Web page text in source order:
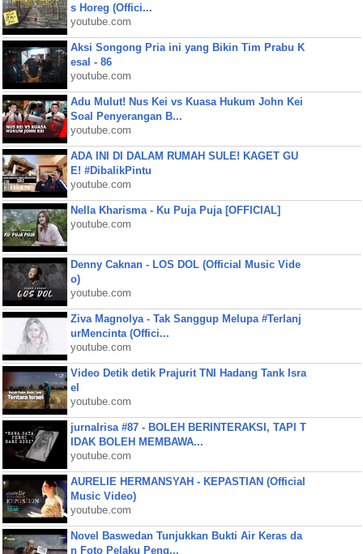
s Horeg (Offici...
youtube.com
Aksi Songong Pria ini yang Bikin Tim Prabu K
esal - 86
youtube.com
Adu Mulut! Nus Kei vs Kuasa Hukum John Kei
Soal Penyerangan B...
youtube.com
ADA INI DI DALAM RUMAH SULE! KAGET GU
E! #DibalikPintu
youtube.com
Nella Kharisma - Ku Puja Puja [OFFICIAL]
youtube.com
Denny Caknan - LOS DOL (Official Music Vide
o)
youtube.com
Ziva Magnolya - Tak Sanggup Melupa #Terlanj
urMencinta (Offici...
youtube.com
Video Detik detik Prajurit TNI Hadang Tank Isra
el
youtube.com
jurnalrisa #87 - BOLEH BERINTERAKSI, TAPI T
IDAK BOLEH MEMBAWA...
youtube.com
AURELIE HERMANSYAH - KEPASTIAN (Official
Music Video)
youtube.com
Novel Baswedan Tunjukkan Bukti Air Keras da
n Foto Pelaku Peng...